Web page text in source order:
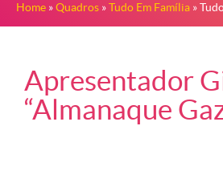
Home »Quadros »Tudo Em Família »
Apresentador
“Almanaque